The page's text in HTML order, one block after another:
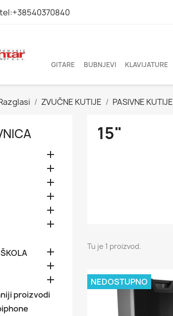
tel:+38540370840
GITARE BUBNJEVI KLAVIJATURE
ZVUČNE KUTIJE PASIVNE KUTIJE









proizvodi
15"
Tu je 1 proizvod.
NEDOSTUPNO